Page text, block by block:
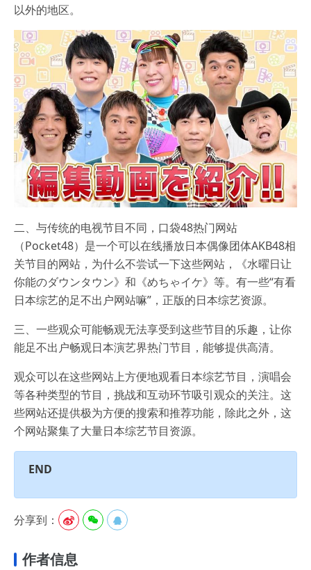
以外的地区。
二、与传统的电视节目不同，口袋48热门网站
（Pocket48）是一个可以在线播放日本偶像团体AKB48相
关节目的网站，为什么不尝试一下这些网站，《水曜日让
你能のダウンタウン》和《めちゃイケ》等。有一些“有看
日本综艺的足不出户网站嘛”，正版的日本综艺资源。
三、一些观众可能畅观无法享受到这些节目的乐趣，让你
能足不出户畅观日本演艺界热门节目，能够提供高清。
观众可以在这些网站上方便地观看日本综艺节目，演唱会
等各种类型的节目，挑战和互动环节吸引观众的关注。这
些网站还提供极为方便的搜索和推荐功能，除此之外，这
个网站聚集了大量日本综艺节目资源。
END
分享到：   
作者信息